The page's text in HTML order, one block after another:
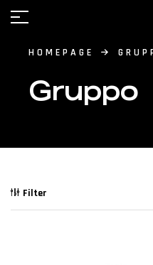
HOMEPAGE
Gruppo
Filter